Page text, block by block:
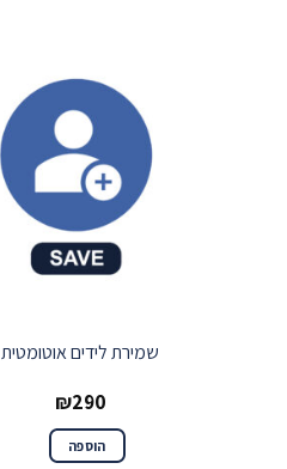
שמירת לידים אוטומטית
₪290
הוספה